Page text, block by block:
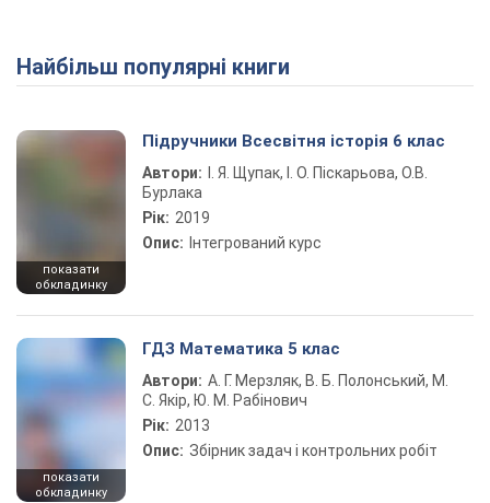
Найбільш популярні книги
показати
обкладинку
Підручники Всесвітня історія 6 клас
Автори:
І. Я. Щупак, І. О. Піскарьова, О.В.
Бурлака
Рік: 2019
Опис: Інтегрований курс
показати
обкладинку
ГДЗ Математика 5 клас
Автори: А. Г. Мерзляк, В. Б. Полонський, М.
С. Якір, Ю. М. Рабінович
Рік: 2013
Опис: Збірник задач і контрольних робіт